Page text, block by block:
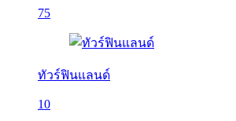
75
ทัวร์ฟินแลนด์
10